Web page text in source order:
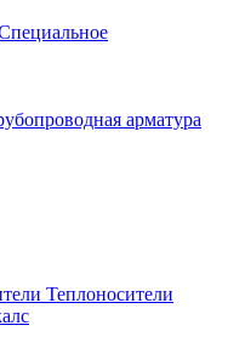
арматура
Теплоносители